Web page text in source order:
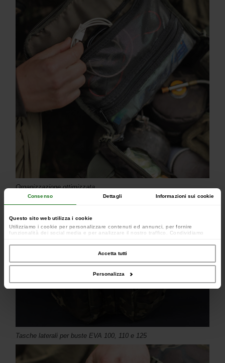
Consenso Dettagli Informazioni sui cookie
Questo sito web utilizza i cookie
Utilizziamo i cookie per personalizzare contenuti ed annunci, per fornire
funzionalità dei social media e per analizzare il nostro traffico. Condividiamo
occupano di analisi dei dati web, pubblicità e social media, i quali potrebbero
combinarle con altre informazioni che hai fornito loro o che hanno raccolto dal
Accetta tutti
Personalizza
Organizzazione ottimizzata
Tasche laterali per buste EVA 100, 110 e 125